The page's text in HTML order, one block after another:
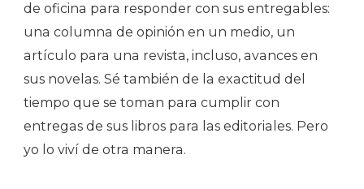
de oficina para responder con sus entregables:
una columna de opinión en un medio, un
artículo para una revista, incluso, avances en
sus novelas. Sé también de la exactitud del
tiempo que se toman para cumplir con
entregas de sus libros para las editoriales. Pero
yo lo viví de otra manera.